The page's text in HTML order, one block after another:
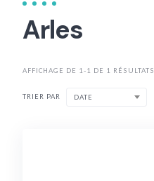
Arles
AFFICHAGE DE 1-1 DE 1 RÉSULTATS
TRIER PAR DATE